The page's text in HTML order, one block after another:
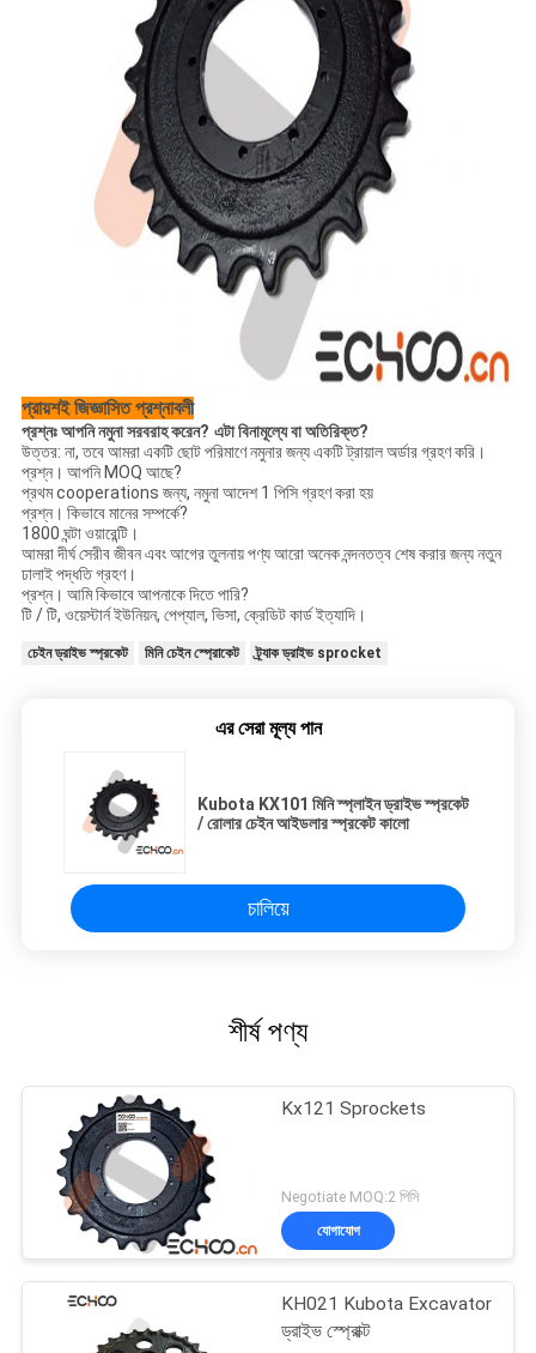
প্রায়শই জিজ্ঞাসিত প্রশ্নাবলী
প্রশ্নঃ আপনি নমুনা সরবরাহ করেন? এটা বিনামূল্যে বা অতিরিক্ত?
উত্তর: না, তবে আমরা একটি ছোট পরিমাণে নমুনার জন্য একটি ট্রায়াল অর্ডার গ্রহণ করি।
প্রশ্ন। আপনি MOQ আছে?
প্রথম cooperations জন্য, নমুনা আদেশ 1 পিসি গ্রহণ করা হয়
প্রশ্ন। কিভাবে মানের সম্পর্কে?
1800 ঘন্টা ওয়ারেন্টি।
আমরা দীর্ঘ সেরীব জীবন এবং আগের তুলনায় পণ্য আরো অনেক নন্দনতত্ব শেষ করার জন্য নতুন
ঢালাই পদ্ধতি গ্রহণ।
প্রশ্ন। আমি কিভাবে আপনাকে দিতে পারি?
টি / টি, ওয়েস্টার্ন ইউনিয়ন, পেপ্যাল, ভিসা, ক্রেডিট কার্ড ইত্যাদি।
চেইন ড্রাইভ স্প্রকেট মিনি চেইন স্প্রোকেট ট্র্যাক ড্রাইভ sprocket
এর সেরা মূল্য পান
Kubota KX101 মিনি স্প্লাইন ড্রাইভ স্প্রকেট
/ রোলার চেইন আইডলার স্প্রকেট কালো
চালিয়ে
শীর্ষ পণ্য
Kx121 Sprockets
Negotiate MOQ:2 পিসি
যোগাযোগ
KH021 Kubota Excavator
ড্রাইভ স্প্রোক্ট